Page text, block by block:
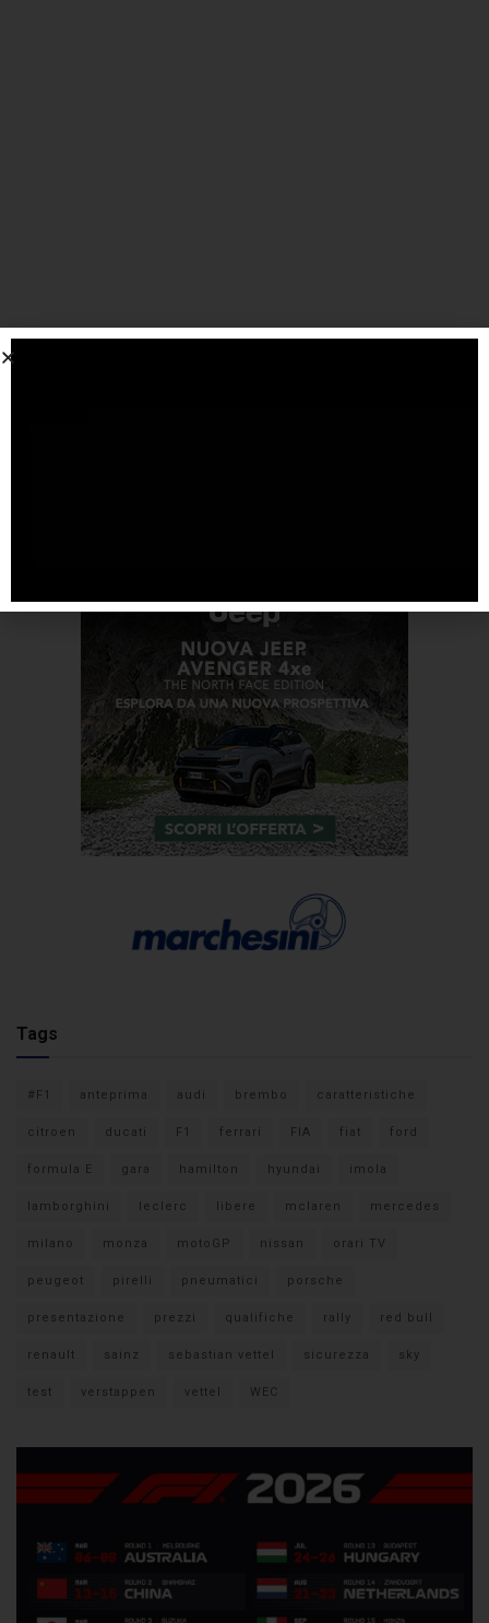
Tags
#F1 anteprima audi brembo caratteristiche
citroen ducati F1 ferrari FIA fiat ford
formula E gara hamilton hyundai imola
lamborghini leclerc libere mclaren mercedes
milano monza motoGP nissan orari TV
peugeot pirelli pneumatici porsche
presentazione prezzi qualifiche rally red bull
renault sainz sebastian vettel sicurezza sky
test verstappen vettel WEC